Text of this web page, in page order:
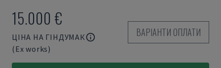
15.000 €
ЦІНА НА ГІНДУМАК
(Ex works)
ВАРІАНТИ ОПЛАТИ